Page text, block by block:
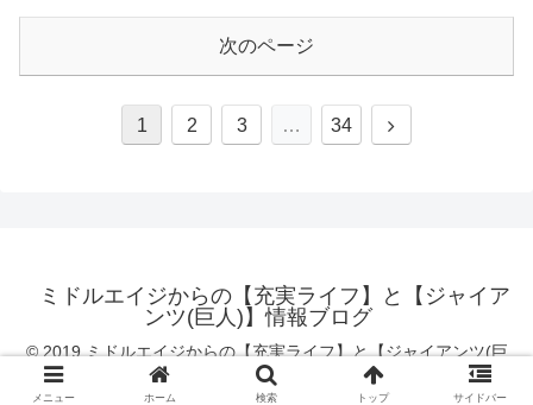
次のページ
1 2 3 … 34
ミドルエイジからの【充実ライフ】と【ジャイア
ンツ(巨人)】情報ブログ
© 2019 ミドルエイジからの【充実ライフ】と【ジャイアンツ(巨
人)】情報ブログ.
メニュー ホーム 検索 トップ サイドバー